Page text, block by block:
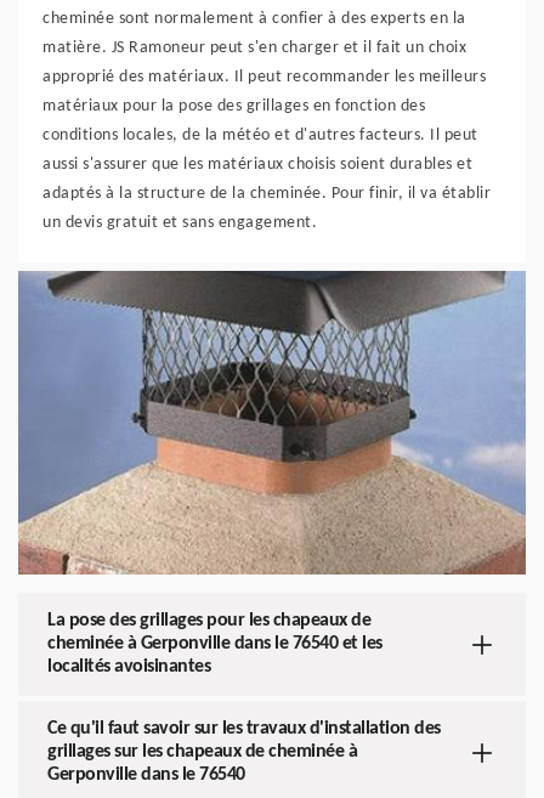
cheminée sont normalement à confier à des experts en la
matière. JS Ramoneur peut s'en charger et il fait un choix
approprié des matériaux. Il peut recommander les meilleurs
matériaux pour la pose des grillages en fonction des
conditions locales, de la météo et d'autres facteurs. Il peut
aussi s'assurer que les matériaux choisis soient durables et
adaptés à la structure de la cheminée. Pour finir, il va établir
un devis gratuit et sans engagement.
La pose des grillages pour les chapeaux de
cheminée à Gerponville dans le 76540 et les
localités avoisinantes
Ce qu'il faut savoir sur les travaux d'installation des
grillages sur les chapeaux de cheminée à
Gerponville dans le 76540